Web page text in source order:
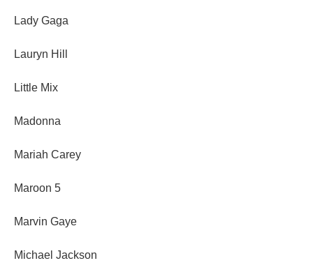
Lady Gaga
Lauryn Hill
Little Mix
Madonna
Mariah Carey
Maroon 5
Marvin Gaye
Michael Jackson